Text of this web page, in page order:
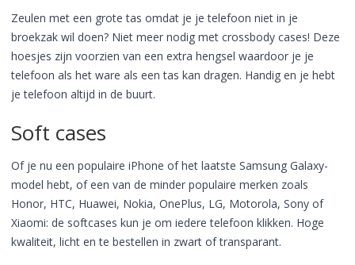
Zeulen met een grote tas omdat je je telefoon niet in je
broekzak wil doen? Niet meer nodig met crossbody cases! Deze
hoesjes zijn voorzien van een extra hengsel waardoor je je
telefoon als het ware als een tas kan dragen. Handig en je hebt
je telefoon altijd in de buurt.
Soft cases
Of je nu een populaire iPhone of het laatste Samsung Galaxy-
model hebt, of een van de minder populaire merken zoals
Honor, HTC, Huawei, Nokia, OnePlus, LG, Motorola, Sony of
Xiaomi: de softcases kun je om iedere telefoon klikken. Hoge
kwaliteit, licht en te bestellen in zwart of transparant.